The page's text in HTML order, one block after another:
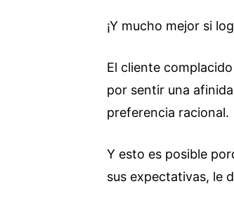
¡Y mucho mejor si
El cliente
por sentir una
preferencia racional.
Y esto es posible
sus expectativas, le